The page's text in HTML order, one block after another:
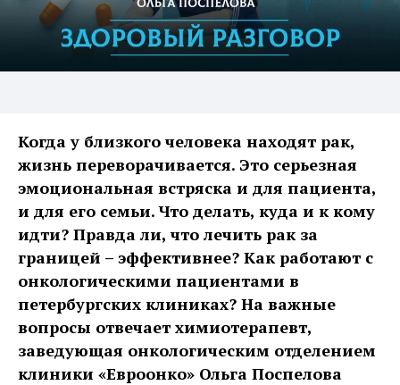
Когда у близкого человека находят рак,
жизнь переворачивается. Это серьезная
эмоциональная встряска и для пациента,
и для его семьи. Что делать, куда и к кому
идти? Правда ли, что лечить рак за
границей – эффективнее? Как работают с
онкологическими пациентами в
петербургских клиниках? На важные
вопросы отвечает химиотерапевт,
заведующая онкологическим отделением
клиники «Евроонко» Ольга Поспелова